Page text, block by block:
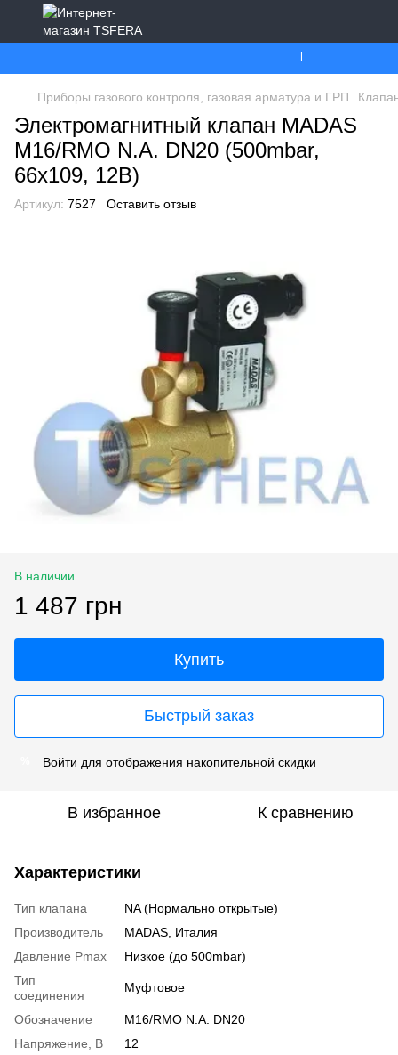
Ми працюємо.
Приборы газового контроля, газовая арматура и ГРП
Электромагнитный клапан MADAS
M16/RMO N.A. DN20 (500mbar,
66x109, 12В)
Артикул: 7527 Оставить отзыв
В наличии
1 487 грн
Купить
Быстрый заказ
Войти для отображения накопительной скидки
В избранное К сравнению
Характеристики
Тип клапана
NA (Нормально открытые)
Производитель
MADAS, Италия
Давление Pmax
Низкое (до 500mbar)
Тип
соединения
Муфтовое
Обозначение
M16/RMO N.A. DN20
Напряжение, В
12